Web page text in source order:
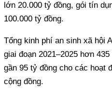
lớn 20.000 tỷ đồng, gói tín
100.000 tỷ đồng.
Tổng kinh phí an sinh xã hội
giai đoạn 2021–2025 hơn
gần 95 tỷ đồng cho các hoạt
cộng đồng.